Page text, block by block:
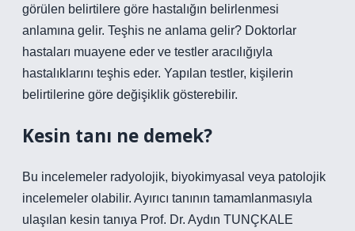
görülen belirtilere göre hastalığın belirlenmesi
anlamına gelir. Teşhis ne anlama gelir? Doktorlar
hastaları muayene eder ve testler aracılığıyla
hastalıklarını teşhis eder. Yapılan testler, kişilerin
belirtilerine göre değişiklik gösterebilir.
Kesin tanı ne demek?
Bu incelemeler radyolojik, biyokimyasal veya patolojik
incelemeler olabilir. Ayırıcı tanının tamamlanmasıyla
ulaşılan kesin tanıya Prof. Dr. Aydın TUNÇKALE